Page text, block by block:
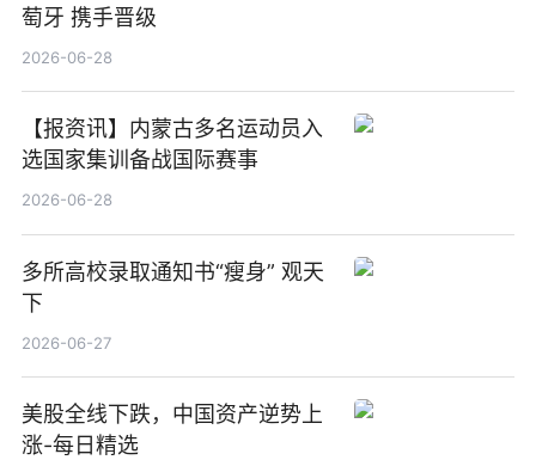
萄牙 携手晋级
2026-06-28
【报资讯】内蒙古多名运动员入
选国家集训备战国际赛事
2026-06-28
多所高校录取通知书“瘦身” 观天
下
2026-06-27
美股全线下跌，中国资产逆势上
涨-每日精选